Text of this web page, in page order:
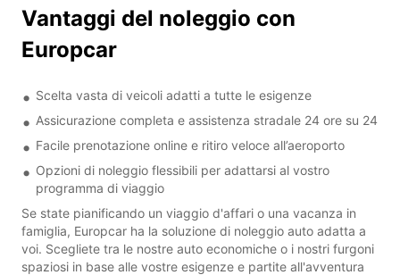
Vantaggi del noleggio con
Europcar
Scelta vasta di veicoli adatti a tutte le esigenze
Assicurazione completa e assistenza stradale 24 ore su 24
Facile prenotazione online e ritiro veloce all’aeroporto
Opzioni di noleggio flessibili per adattarsi al vostro
programma di viaggio
Se state pianificando un viaggio d'affari o una vacanza in
famiglia, Europcar ha la soluzione di noleggio auto adatta a
voi. Scegliete tra le nostre auto economiche o i nostri furgoni
spaziosi in base alle vostre esigenze e partite all'avventura